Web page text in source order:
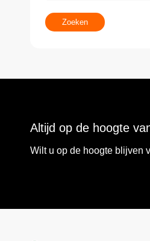
Zoeken
Altijd op de hoogte
Wilt u op de hoogte blijven